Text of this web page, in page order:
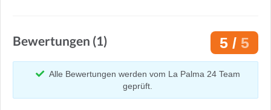
Bewertungen (1) 5 / 5
Alle Bewertungen werden vom La Palma 24 Team
geprüft.